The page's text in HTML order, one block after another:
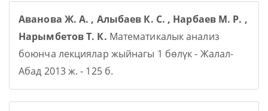
Аванова Ж. А. , Алыбаев К. С. , Нарбаев М. Р. ,
Нарымбетов Т. К. Математикалык анализ
боюнча лекциялар жыйнагы 1 бөлүк - Жалал-
Абад 2013 ж. - 125 б.